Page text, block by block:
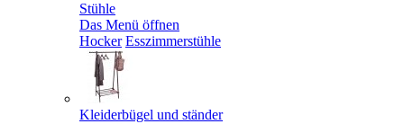
Stühle
Das Menü öffnen
Hocker Esszimmerstühle
Kleiderbügel und ständer